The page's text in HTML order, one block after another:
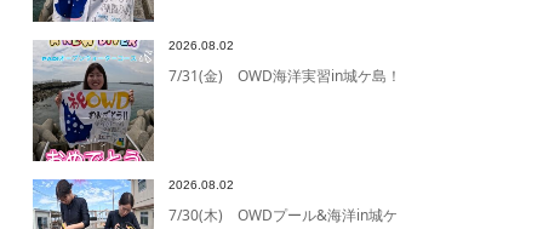
2026.08.02
7/31(金) OWD海洋実習in城ケ島！
2026.08.02
7/30(木) OWDプール&海洋in城ケ